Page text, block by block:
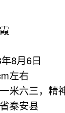
8月6日
左右
米六三，精
秦安县